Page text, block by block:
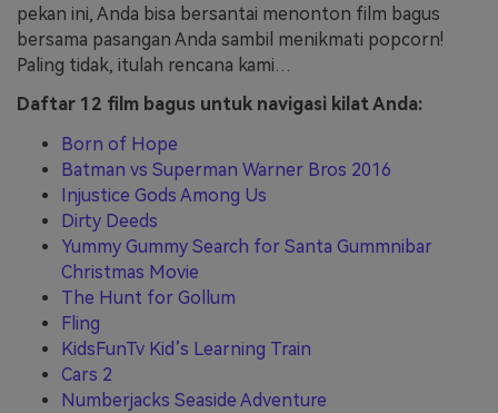
pekan ini, Anda bisa bersantai menonton film bagus
bersama pasangan Anda sambil menikmati popcorn!
Paling tidak, itulah rencana kami…
Daftar 12 film bagus untuk navigasi kilat Anda:
Born of Hope
Batman vs Superman Warner Bros 2016
Injustice Gods Among Us
Dirty Deeds
Yummy Gummy Search for Santa Gummnibar
Christmas Movie
The Hunt for Gollum
Fling
KidsFunTv Kid’s Learning Train
Cars 2
Numberjacks Seaside Adventure